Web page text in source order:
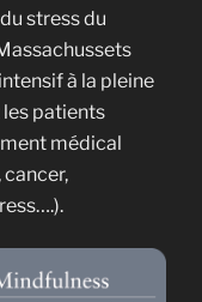
stress du
à la pleine
patients
médical